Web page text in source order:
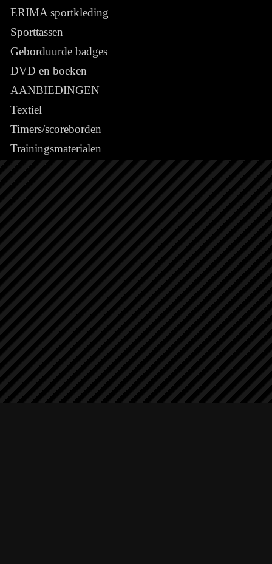
ERIMA sportkleding
Sporttassen
Geborduurde badges
DVD en boeken
AANBIEDINGEN
Textiel
Timers/scoreborden
Trainingsmaterialen